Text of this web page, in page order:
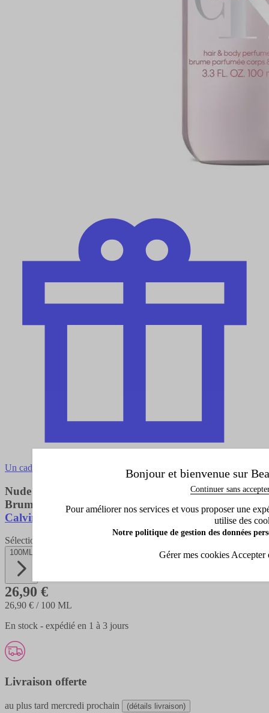
Un cadeau offert avec cet achat !
Nude Vanilla
Brume Parfumée Corps & Cheveux
Calvin Klein
Sélectionnez la contenance
100ML
26,90 €
26,90 € / 100 ML
En stock - expédié en 1 à 3 jours
Livraison offerte
au plus tard mercredi prochain (détails livraison)
Bonjour et bienvenue sur
Continuer sans
Pour améliorer nos services et vous proposer une
utilise des
Notre politique de gestion des données
Gérer mes cookies Accepter